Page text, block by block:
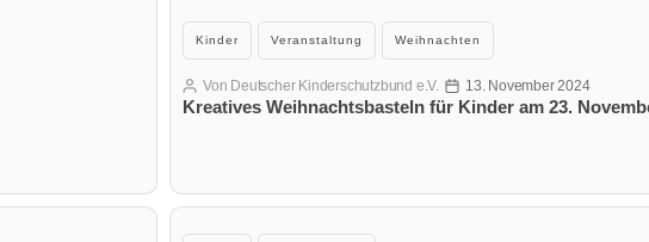
Kategorien
Kinder Veranstaltung Weihnachten
Kreatives Weihnachtsbasteln für Kinder am 23.
Beitragsautor
Von Deutscher Kinderschutzbund e.V. Veröffentlichungsdatum
13. November 2024